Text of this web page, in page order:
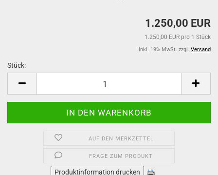
1.250,00 EUR
1.250,00 EUR pro 1 Stück
inkl. 19% MwSt. zzgl. Versand
Stück:
AUF DEN MERKZETTEL
FRAGE ZUM PRODUKT
Produktinformation drucken